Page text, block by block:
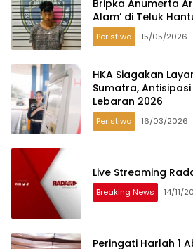
Bripka Anumerta
Alam’ di Teluk
Peristiwa 15/05/2026
HKA Siagakan
Sumatra,
Lebaran 2026
Peristiwa 16/03/2026
Live Streaming
Breaking News 14/11/
Peringati Harlah 1